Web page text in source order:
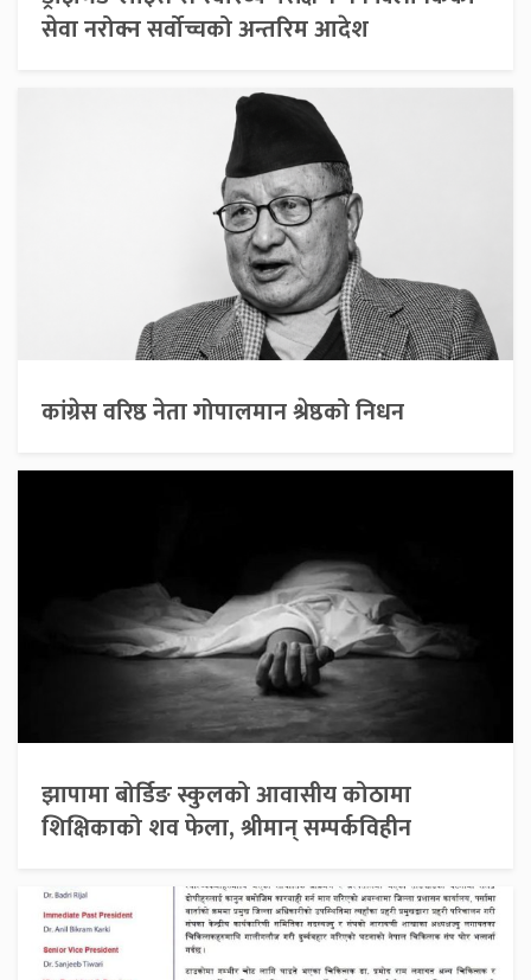
सेवा नरोक्न सर्वोच्चको अन्तरिम आदेश
कांग्रेस वरिष्ठ नेता गोपालमान श्रेष्ठको निधन
झापामा बोर्डिङ स्कुलको आवासीय कोठामा
शिक्षिकाको शव फेला, श्रीमान् सम्पर्कविहीन